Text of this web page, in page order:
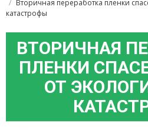
Вторичная переработка пленки
катастрофы
ВТОРИЧНАЯ
ПЛЕНКИ
ОТ